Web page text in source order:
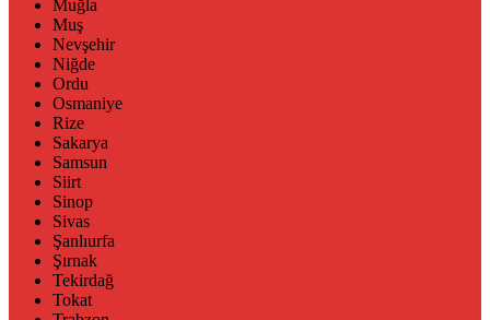
Muğla
Muş
Nevşehir
Niğde
Ordu
Osmaniye
Rize
Sakarya
Samsun
Siirt
Sinop
Sivas
Şanlıurfa
Şırnak
Tekirdağ
Tokat